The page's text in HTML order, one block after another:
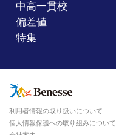
中高一貫校
偏差値
特集
利用者情報の取り扱いについて
個人情報保護への取り組みについて